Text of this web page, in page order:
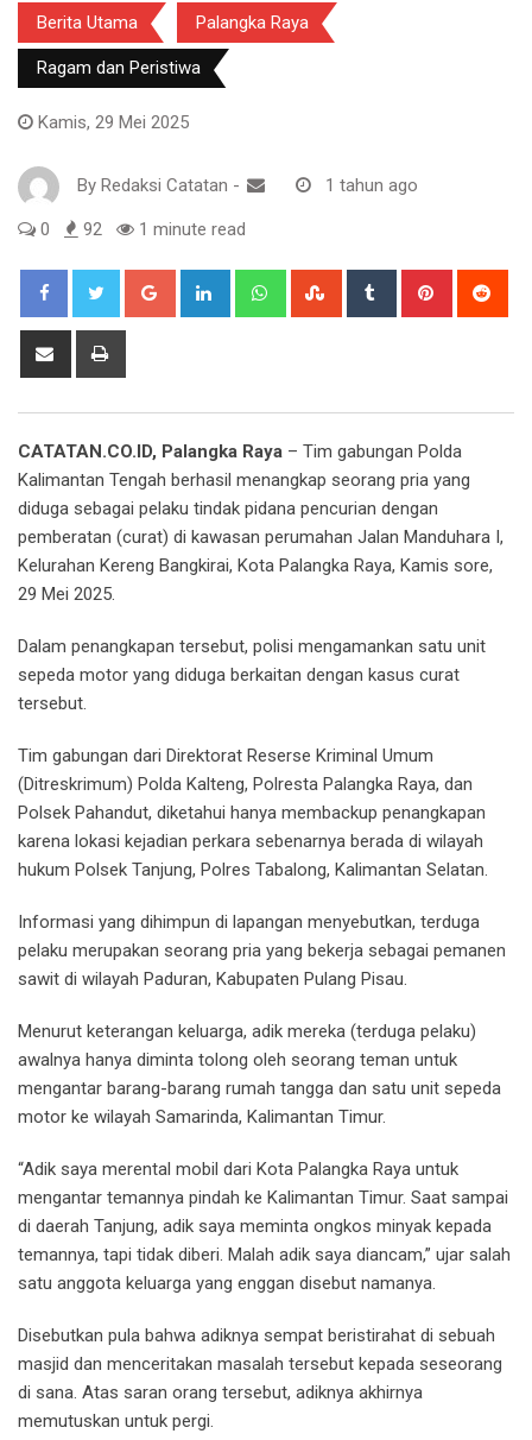
Berita Utama Palangka Raya
Ragam dan Peristiwa
Kamis, 29 Mei 2025
By Redaksi Catatan - 1 tahun ago
0 92 1 minute read
Google+ LinkedIn WhatsappStumbleUpon
Tumblr Pinterest
Share
CATATAN.CO.ID, Palangka Raya – Tim gabungan Polda
Kalimantan Tengah berhasil menangkap seorang pria yang
diduga sebagai pelaku tindak pidana pencurian dengan
pemberatan (curat) di kawasan perumahan Jalan Manduhara I,
Kelurahan Kereng Bangkirai, Kota Palangka Raya, Kamis sore,
29 Mei 2025.
Dalam penangkapan tersebut, polisi mengamankan satu unit
sepeda motor yang diduga berkaitan dengan kasus curat
tersebut.
Tim gabungan dari Direktorat Reserse Kriminal Umum
(Ditreskrimum) Polda Kalteng, Polresta Palangka Raya, dan
Polsek Pahandut, diketahui hanya membackup penangkapan
karena lokasi kejadian perkara sebenarnya berada di wilayah
hukum Polsek Tanjung, Polres Tabalong, Kalimantan Selatan.
Informasi yang dihimpun di lapangan menyebutkan, terduga
pelaku merupakan seorang pria yang bekerja sebagai pemanen
sawit di wilayah Paduran, Kabupaten Pulang Pisau.
Menurut keterangan keluarga, adik mereka (terduga pelaku)
awalnya hanya diminta tolong oleh seorang teman untuk
mengantar barang-barang rumah tangga dan satu unit sepeda
motor ke wilayah Samarinda, Kalimantan Timur.
“Adik saya merental mobil dari Kota Palangka Raya untuk
mengantar temannya pindah ke Kalimantan Timur. Saat sampai
di daerah Tanjung, adik saya meminta ongkos minyak kepada
temannya, tapi tidak diberi. Malah adik saya diancam,” ujar salah
satu anggota keluarga yang enggan disebut namanya.
Disebutkan pula bahwa adiknya sempat beristirahat di sebuah
masjid dan menceritakan masalah tersebut kepada seseorang
di sana. Atas saran orang tersebut, adiknya akhirnya
memutuskan untuk pergi.